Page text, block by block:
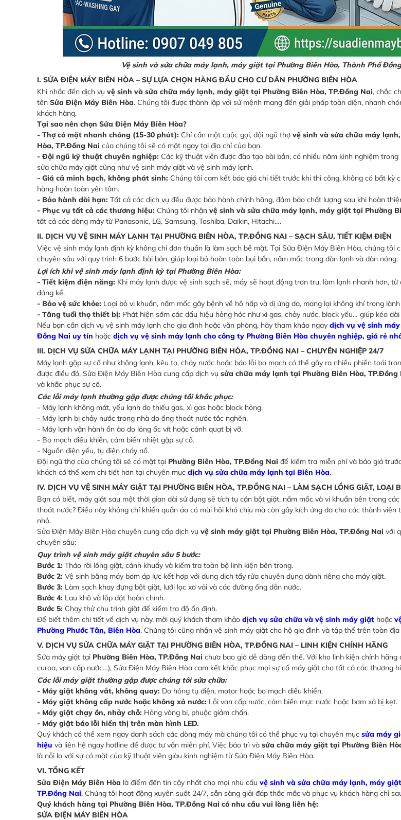
Vệ sinh và sửa chữa máy lạnh, máy giặt tại Phường Biên Hòa, Thành Phố
I. SỬA ĐIỆN MÁY BIÊN HÒA – SỰ LỰA CHỌN HÀNG ĐẦU CHO CƯ DÂN PHƯỜNG BIÊN HÒA
Khi nhắc đến dịch vụ vệ sinh và sửa chữa máy lạnh, máy giặt tại Phường Biên Hòa, TP.Đồng Nai, chắc
tên Sửa Điện Máy Biên Hòa. Chúng tôi được thành lập với sứ mệnh mang đến giải pháp toàn diện, nhanh
khách hàng.
Tại sao nên chọn Sửa Điện Máy Biên Hòa?
- Thợ có mặt nhanh chóng (15-30 phút): Chỉ cần một cuộc gọi, đội ngũ thợ vệ sinh và sửa chữa máy
Hòa, TP.Đồng Nai của chúng tôi sẽ có mặt ngay tại địa chỉ của bạn.
- Đội ngũ kỹ thuật chuyên nghiệp: Các kỹ thuật viên được đào tạo bài bản, có nhiều năm kinh nghiệm
sửa chữa máy giặt cũng như vệ sinh máy giặt và vệ sinh máy lạnh.
- Giá cả minh bạch, không phát sinh: Chúng tôi cam kết báo giá chi tiết trước khi thi công, không có bất kỳ
hàng hoàn toàn yên tâm.
- Bảo hành dài hạn: Tất cả các dịch vụ đều được bảo hành chính hãng, đảm bảo chất lượng sau khi hoàn
- Phục vụ tất cả các thương hiệu: Chúng tôi nhận vệ sinh và sửa chữa máy lạnh, máy giặt tại Phường
tất cả các dòng máy từ Panasonic, LG, Samsung, Toshiba, Daikin, Hitachi….
II. DỊCH VỤ VỆ SINH MÁY LẠNH TẠI PHƯỜNG BIÊN HÒA, TP.ĐỒNG NAI – SẠCH SÂU, TIẾT KIỆM ĐIỆN
Việc vệ sinh máy lạnh định kỳ không chỉ đơn thuần là làm sạch bề mặt. Tại Sửa Điện Máy Biên Hòa, chúng tôi
chuyên sâu với quy trình 6 bước bài bản, giúp loại bỏ hoàn toàn bụi bẩn, nấm mốc trong dàn lạnh và dàn nóng.
Lợi ích khi vệ sinh máy lạnh định kỳ tại Phường Biên Hòa:
- Tiết kiệm điện năng: Khi máy lạnh được vệ sinh sạch sẽ, máy sẽ hoạt động trơn tru, làm lạnh nhanh hơn,
đáng kể.
- Bảo vệ sức khỏe: Loại bỏ vi khuẩn, nấm mốc gây bệnh về hô hấp và dị ứng da, mang lại không khí trong
- Tăng tuổi thọ thiết bị: Phát hiện sớm các dấu hiệu hỏng hóc như xì gas, chảy nước, block yếu… giúp kéo
Nếu bạn cần dịch vụ vệ sinh máy lạnh cho gia đình hoặc văn phòng, hãy tham khảo ngay dịch vụ vệ sinh
Đồng Nai uy tín hoặc dịch vụ vệ sinh máy lạnh cho công ty Phường Biên Hòa chuyên nghiệp, giá rẻ
III. DỊCH VỤ SỬA CHỮA MÁY LẠNH TẠI PHƯỜNG BIÊN HÒA, TP.ĐỒNG NAI – CHUYÊN NGHIỆP 24/7
Máy lạnh gặp sự cố như không lạnh, kêu to, chảy nước hoặc báo lỗi bo mạch có thể gây ra nhiều phiền toái
được điều đó, Sửa Điện Máy Biên Hòa cung cấp dịch vụ sửa chữa máy lạnh tại Phường Biên Hòa, TP.Đồng
và khắc phục sự cố.
Các lỗi máy lạnh thường gặp được chúng tôi khắc phục:
- Máy lạnh không mát, yếu lạnh do thiếu gas, xì gas hoặc block hỏng.
- Máy lạnh bị chảy nước trong nhà do ống thoát nước tắc nghẽn.
- Máy lạnh vận hành ồn ào do lỏng ốc vít hoặc cánh quạt bị vỡ.
- Bo mạch điều khiển, cảm biến nhiệt gặp sự cố.
- Nguồn điện yếu, tụ điện cháy nổ.
Đội ngũ thợ của chúng tôi sẽ có mặt tại Phường Biên Hòa, TP.Đồng Nai để kiểm tra miễn phí và báo giá
khách có thể xem chi tiết hơn tại chuyên mục dịch vụ sửa chữa máy lạnh tại Biên Hòa.
IV. DỊCH VỤ VỆ SINH MÁY GIẶT TẠI PHƯỜNG BIÊN HÒA, TP.ĐỒNG NAI – LÀM SẠCH LỒNG GIẶT, LOẠI
Bạn có biết, máy giặt sau một thời gian dài sử dụng sẽ tích tụ cặn bột giặt, nấm mốc và vi khuẩn bên trong
thoát nước? Điều này không chỉ khiến quần áo có mùi hôi khó chịu mà còn gây kích ứng da cho các thành viên
nhỏ.
Sửa Điện Máy Biên Hòa chuyên cung cấp dịch vụ vệ sinh máy giặt tại Phường Biên Hòa, TP.Đồng Nai với
chuyên sâu:
Quy trình vệ sinh máy giặt chuyên sâu 5 bước:
Bước 1: Tháo rời lồng giặt, cánh khuấy và kiểm tra toàn bộ linh kiện bên trong.
Bước 2: Vệ sinh bằng máy bơm áp lực kết hợp với dung dịch tẩy rửa chuyên dụng dành riêng cho máy giặt.
Bước 3: Làm sạch khay đựng bột giặt, lưới lọc xơ vải và các đường ống dẫn nước.
Bước 4: Lau khô và lắp đặt hoàn chỉnh.
Bước 5: Chạy thử chu trình giặt để kiểm tra độ ổn định.
Để biết thêm chi tiết về dịch vụ này, mời quý khách tham khảo dịch vụ sửa chữa và vệ sinh máy giặt hoặc
Phường Phước Tân, Biên Hòa. Chúng tôi cũng nhận vệ sinh máy giặt cho hộ gia đình và tập thể trên toàn
V. DỊCH VỤ SỬA CHỮA MÁY GIẶT TẠI PHƯỜNG BIÊN HÒA, TP.ĐỒNG NAI – LINH KIỆN CHÍNH HÃNG
Sửa máy giặt tại Phường Biên Hòa, TP.Đồng Nai chưa bao giờ dễ dàng đến thế. Với kho linh kiện chính
curoa, van cấp nước…), Sửa Điện Máy Biên Hòa cam kết khắc phục mọi sự cố máy giặt cho tất cả các thương
Các lỗi máy giặt thường gặp được chúng tôi sửa chữa:
- Máy giặt không vắt, không quay: Do hỏng tụ điện, motor hoặc bo mạch điều khiển.
- Máy giặt không cấp nước hoặc không xả nước: Lỗi van cấp nước, cảm biến mực nước hoặc bơm xả bị kẹt.
- Máy giặt chạy ồn, nhảy chỗ: Hỏng vòng bi, phuộc giảm chấn.
- Máy giặt báo lỗi hiển thị trên màn hình LED.
Quý khách có thể xem ngay danh sách các dòng máy mà chúng tôi có thể phục vụ tại chuyên mục sửa máy
hiệu và liên hệ ngay hotline để được tư vấn miễn phí. Việc bảo trì và sửa chữa máy giặt tại Phường Biên
là nỗi lo với sự có mặt của kỹ thuật viên giàu kinh nghiệm từ Sửa Điện Máy Biên Hòa.
VI. TỔNG KẾT
Sửa Điện Máy Biên Hòa là điểm đến tin cậy nhất cho mọi nhu cầu vệ sinh và sửa chữa máy lạnh, máy
TP.Đồng Nai. Chúng tôi hoạt động xuyên suốt 24/7, sẵn sàng giải đáp thắc mắc và phục vụ khách hàng chỉ
Quý khách hàng tại Phường Biên Hòa, TP.Đồng Nai có nhu cầu vui lòng liên hệ:
SỬA ĐIỆN MÁY BIÊN HÒA